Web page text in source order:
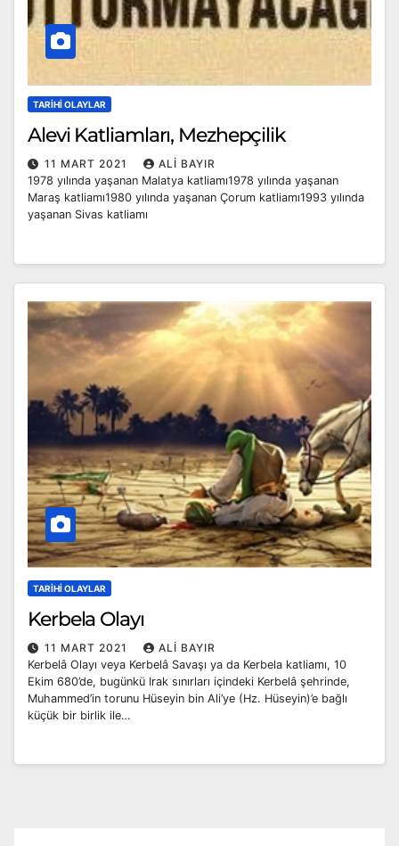
TARIHI OLAYLAR
Alevi Katliamları, Mezhepçilik
11 MART 2021
ALI BAYIR
1978 yılında yaşanan Malatya katliamı1978 yılında yaşanan
Maraş katliamı1980 yılında yaşanan Çorum katliamı1993 yılında
yaşanan Sivas katliamı
TARIHI OLAYLAR
Kerbela Olayı
11 MART 2021
ALI BAYIR
Kerbelâ Olayı veya Kerbelâ Savaşı ya da Kerbela katliamı, 10
Ekim 680’de, bugünkü Irak sınırları içindeki Kerbelâ şehrinde,
Muhammed’in torunu Hüseyin bin Ali’ye (Hz. Hüseyin)’e bağlı
küçük bir birlik ile…